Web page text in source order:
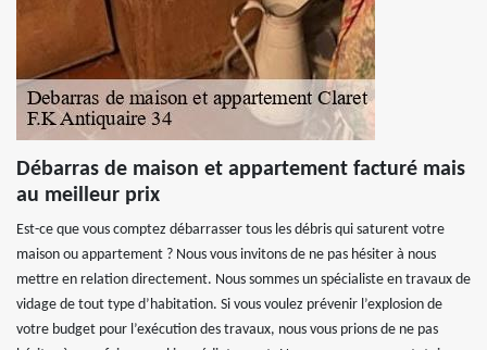
Débarras de maison et appartement facturé mais
au meilleur prix
Est-ce que vous comptez débarrasser tous les débris qui saturent votre
maison ou appartement ? Nous vous invitons de ne pas hésiter à nous
mettre en relation directement. Nous sommes un spécialiste en travaux de
vidage de tout type d’habitation. Si vous voulez prévenir l’explosion de
votre budget pour l’exécution des travaux, nous vous prions de ne pas